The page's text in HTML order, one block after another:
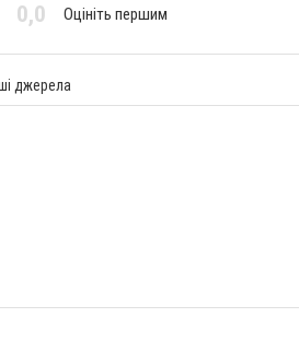
0,0 Оцініть першим
джерела